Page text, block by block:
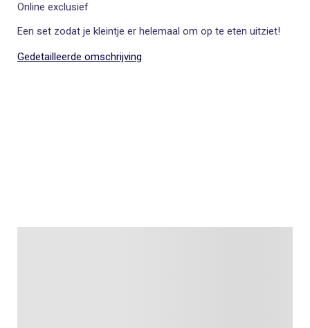
Online exclusief
Een set zodat je kleintje er helemaal om op te eten uitziet!
Gedetailleerde omschrijving